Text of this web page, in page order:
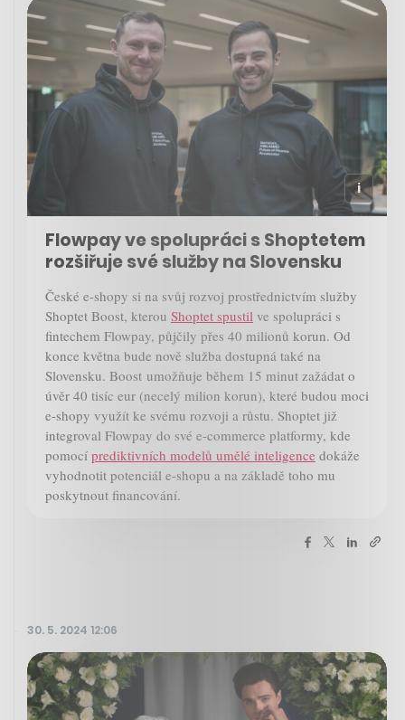
Flowpay ve spolupráci s Shoptetem
rozšiřuje své služby na Slovensku
České e-shopy si na svůj rozvoj prostřednictvím služby
Shoptet Boost, kterou Shoptet spustil ve spolupráci s
fintechem Flowpay, půjčily přes 40 milionů korun. Od
konce května bude nově služba dostupná také na
Slovensku. Boost umožňuje během 15 minut zažádat o
úvěr 40 tisíc eur (necelý milion korun), které budou moci
e-shopy využít ke svému rozvoji a růstu. Shoptet již
integroval Flowpay do své e-commerce platformy, kde
pomocí prediktivních modelů umělé inteligence dokáže
vyhodnotit potenciál e-shopu a na základě toho mu
poskytnout financování.
30. 5. 2024 12:06